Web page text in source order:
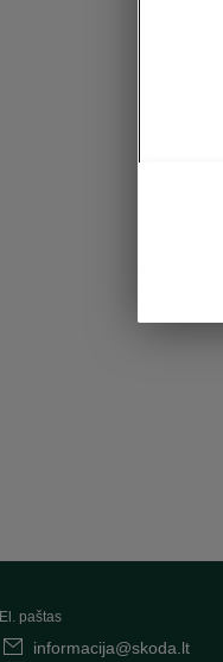
El. paštas
informacija@skoda.lt